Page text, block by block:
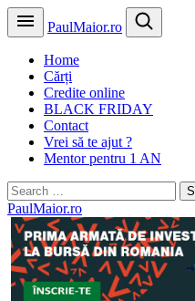
PaulMaior.ro
Home
Cărți
Credite online
BLACK FRIDAY
Contact
Vrei să te ajut ?
Mentor pentru 1 AN
Search
for:
PaulMaior.ro